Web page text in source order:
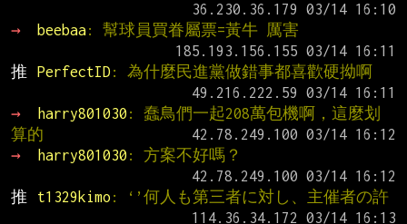
→
beebaa: 幫球員買眷屬票=黃牛 厲害
推
PerfectID : 為什麼民進黨做錯事都喜歡硬拗啊
→
harry801030 : 蠢鳥們一起208萬包機啊，這麼划
算的
→
harry801030 : 方案不好嗎？
推
t1329kimo : ‘’何人も第三者に対し、主催者の許